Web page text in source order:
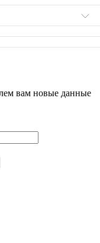
вам новые данные